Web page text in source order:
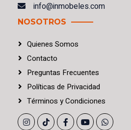
info@inmobeles.com
NOSOTROS
Quienes Somos
Contacto
Preguntas Frecuentes
Políticas de Privacidad
Términos yCondiciones